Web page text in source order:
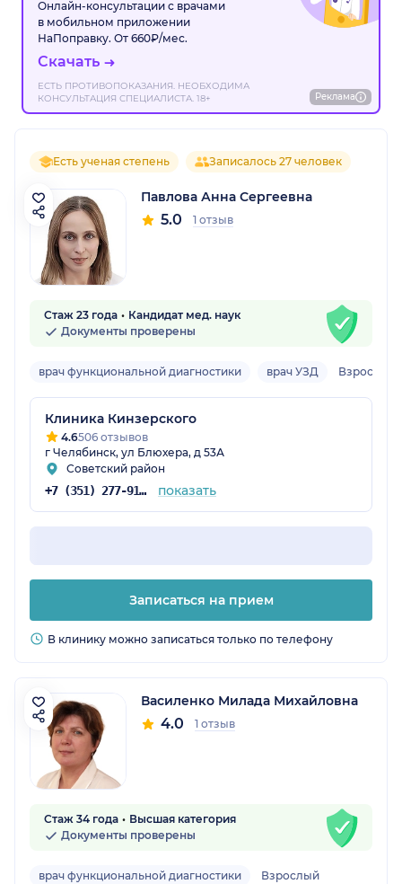
Онлайн-консультации с врачами
в мобильном приложении
НаПоправку. От 660₽/мес.
Скачать
ЕСТЬ ПРОТИВОПОКАЗАНИЯ. НЕОБХОДИМА
КОНСУЛЬТАЦИЯ СПЕЦИАЛИСТА. 18+
Реклама
Есть ученая степень Записалось 27 человек
Павлова Анна Сергеевна
5.0 1 отзыв
Стаж 23 года
Кандидат мед. наук
Документы проверены
врач функциональной диагностики врач УЗД Взрослый
Клиника Кинзерского
4.6506 отзывов
г Челябинск, ул Блюхера, д 53А
Советский район
+7 (351) 277-91-35 показать
Записаться на прием
В клинику можно записаться только по телефону
Василенко Милада Михайловна
4.0 1 отзыв
Стаж 34 года
Высшая категория
Документы проверены
врач функциональной диагностики Взрослый